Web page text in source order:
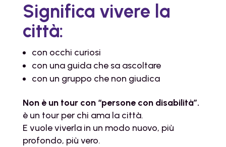
Significa vivere la
città:
con occhi curiosi
con una guida che sa ascoltare
con un gruppo che non giudica
Non è un tour con “persone con disabilità”.
è un tour per chi ama la città.
E vuole viverla in un modo nuovo, più
profondo, più vero.